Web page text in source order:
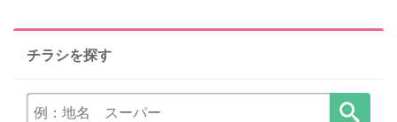
チラシを探す